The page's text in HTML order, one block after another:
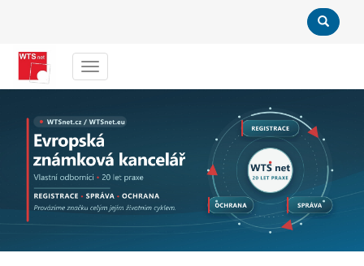
Menu